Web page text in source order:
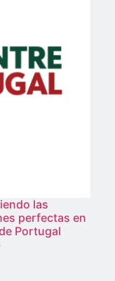
las
perfectas en
Portugal